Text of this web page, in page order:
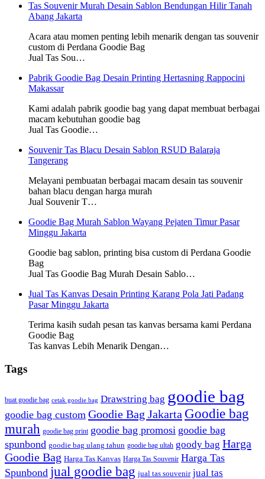
Tas Souvenir Murah Desain Sablon Bendungan Hilir Tanah
Abang Jakarta
Acara atau momen penting lebih menarik dengan tas souvenir
custom di Perdana Goodie Bag
Jual Tas Sou…
Pabrik Goodie Bag Desain Printing Hertasning Rappocini
Makassar
Kami adalah pabrik goodie bag yang dapat membuat berbagai
macam kebutuhan goodie bag
Jual Tas Goodie…
Souvenir Tas Blacu Desain Sablon RSUD Balaraja
Tangerang
Melayani pembuatan berbagai macam desain tas souvenir
bahan blacu dengan harga murah
Jual Souvenir T…
Goodie Bag Murah Sablon Wayang Pejaten Timur Pasar
Minggu Jakarta
Goodie bag sablon, printing bisa custom di Perdana Goodie
Bag
Jual Tas Goodie Bag Murah Desain Sablo…
Jual Tas Kanvas Desain Printing Karang Pola Jati Padang
Pasar Minggu Jakarta
Terima kasih sudah pesan tas kanvas bersama kami Perdana
Goodie Bag
Tas kanvas Lebih Menarik Dengan…
Tags
buat goodie bag cetak goodie bag Drawstring bag goodie bag
goodie bag custom Goodie Bag Jakarta Goodie bag
murah goodie bag print goodie bag promosi goodie bag
spunbond goodie bag ulang tahun goodie bag ultah goody bag Harga
Goodie Bag Harga Tas Kanvas Harga Tas Souvenir Harga Tas
Spunbond jual goodie bag jual tas souvenir jual tas